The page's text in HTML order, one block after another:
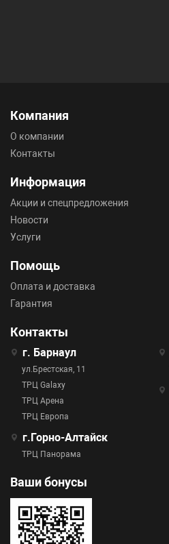
Компания
О компании
Контакты
Информация
Акции и спецпредложения
Новости
Услуги
Помощь
Оплата и доставка
Гарантия
Контакты
г. Барнаул
ул.Брестская, 11
ТРЦ Galaxy
ТРЦ Арена
ТРЦ Европа
г.Горно-Алтайск
ТРЦ Панорама
Ваши бонусы